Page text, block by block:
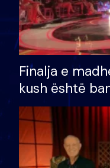
Finalja e
kush është
shtëpinë dhe
të fituar